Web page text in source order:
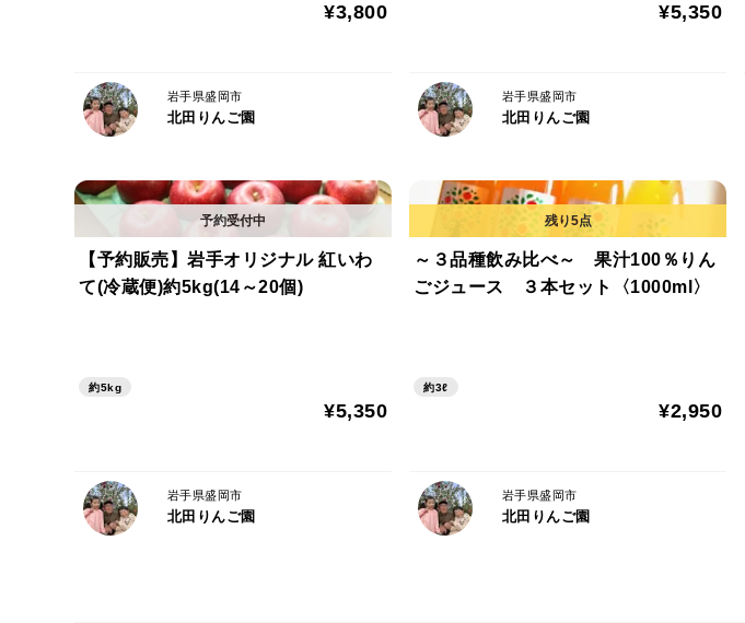
¥3,800
岩手県盛岡市
北田りんご園
¥5,350
岩手県盛岡市
北田りんご園
【予約販売】岩手オリジナル 紅いわ
て(冷蔵便)約5kg(14～20個)
約5kg
¥5,350
岩手県盛岡市
北田りんご園
～３品種飲み比べ～ 果汁100％りん
ごジュース ３本セット〈1000ml〉
約3ℓ
¥2,950
岩手県盛岡市
北田りんご園